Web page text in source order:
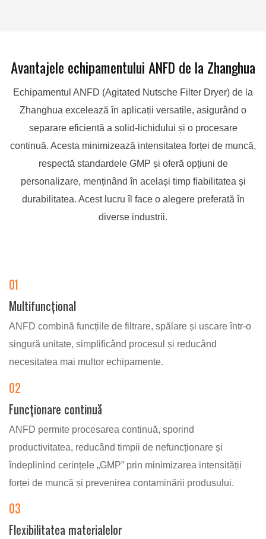
Avantajele echipamentului ANFD de la Zhanghua
Echipamentul ANFD (Agitated Nutsche Filter Dryer) de la
Zhanghua excelează în aplicații versatile, asigurând o
separare eficientă a solid-lichidului și o procesare
continuă. Acesta minimizează intensitatea forței de muncă,
respectă standardele GMP și oferă opțiuni de
personalizare, menținând în același timp fiabilitatea și
durabilitatea. Acest lucru îl face o alegere preferată în
diverse industrii.
01
Multifuncțional
ANFD combină funcțiile de filtrare, spălare și uscare într-o
singură unitate, simplificând procesul și reducând
necesitatea mai multor echipamente.
02
Funcționare continuă
ANFD permite procesarea continuă, sporind
productivitatea, reducând timpii de nefuncționare și
îndeplinind cerințele „GMP” prin minimizarea intensității
forței de muncă și prevenirea contaminării produsului.
03
Flexibilitatea materialelor